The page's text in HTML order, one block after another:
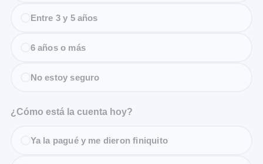
Entre 3 y 5 años
6 años o más
No estoy seguro
¿Cómo está la cuenta hoy?
Ya la pagué y me dieron finiquito